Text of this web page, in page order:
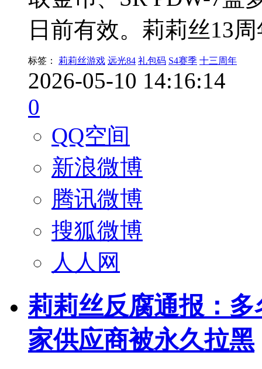
日前有效。莉莉丝13
标签： 莉莉丝游戏 远光84 礼包码 S4赛季 十三周年
2026-05-10 14:16:14
0
QQ空间
新浪微博
腾讯微博
搜狐微博
人人网
莉莉丝反腐通报：
家供应商被永久拉黑